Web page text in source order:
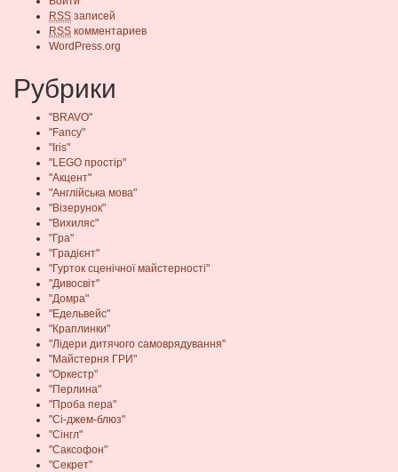
RSS записей
RSS комментариев
WordPress.org
Рубрики
"BRAVO"
"Fancy"
"Iris"
"LEGO простір"
"Акцент"
"Англійська мова"
"Візерунок"
"Вихиляс"
"Гра"
"Градієнт"
"Гурток сценічної майстерності"
"Дивосвіт"
"Домра"
"Едельвейс"
"Краплинки"
"Лідери дитячого самоврядування"
"Майстерня ГРИ"
"Оркестр"
"Перлина"
"Проба пера"
"Сі-джем-блюз"
"Сінгл"
"Саксофон"
"Секрет"